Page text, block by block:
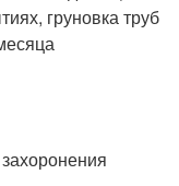
груновка труб